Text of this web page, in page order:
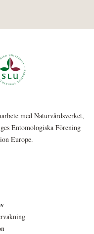
med Naturvårdsverket,
Entomologiska Förening
Europe.